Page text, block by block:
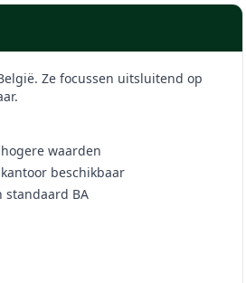
Ze focussen uitsluitend op
waarden
beschikbaar
standaard BA